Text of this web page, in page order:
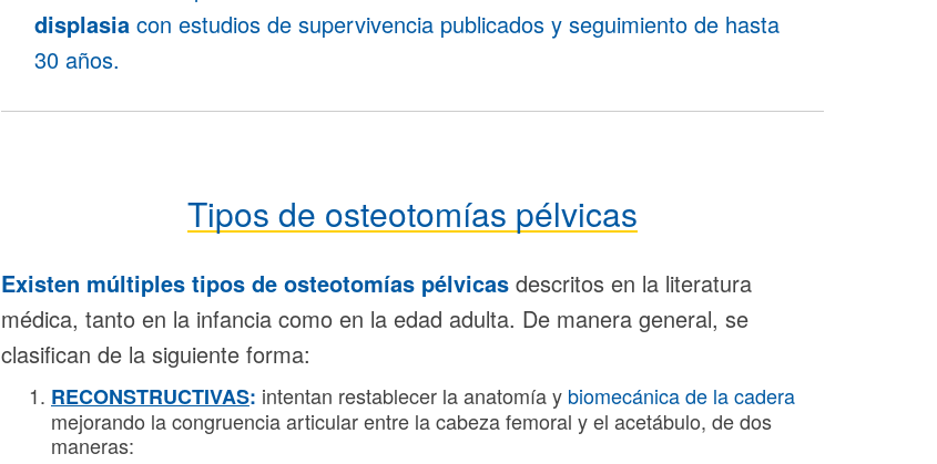
displasiacon estudios de supervivencia publicados y seguimiento de hasta
30 años.
Tipos de osteotomías pélvicas
Existen múltiples tipos de osteotomías pélvicasdescritos en la literatura
médica, tanto en la infancia como en la edad adulta. De manera general, se
clasifican de la siguiente forma:
RECONSTRUCTIVAS: intentan restablecer la anatomía y biomecánica de la cadera
mejorando la congruencia articular entre la cabeza femoral y el acetábulo, de dos
maneras: